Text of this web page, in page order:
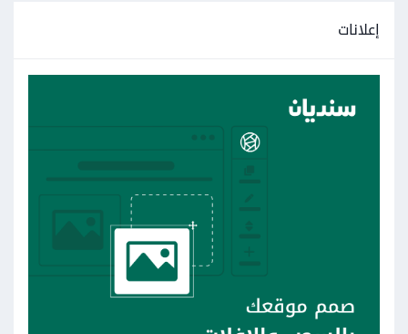
إعلانات